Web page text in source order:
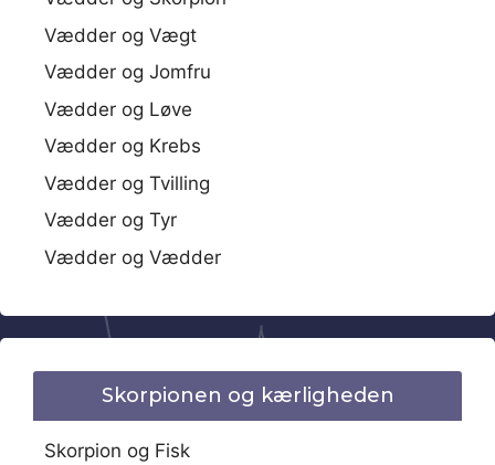
Vædder og Vægt
Vædder og Jomfru
Vædder og Løve
Vædder og Krebs
Vædder og Tvilling
Vædder og Tyr
Vædder og Vædder
Skorpionen og kærligheden
Skorpion og Fisk